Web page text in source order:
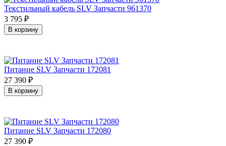
Текстильный кабель SLV Запчасти 961370
3 795 ₽
В корзину
Питание SLV Запчасти 172081
27 390 ₽
В корзину
Питание SLV Запчасти 172080
27 390 ₽